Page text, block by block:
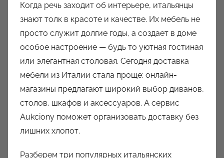
т
о
р
о
м
a
u
k
c
n
Когда речь заходит об интерьере, итальянцы
знают толк в красоте и качестве. Их мебель не
просто служит долгие годы, а создает в доме
особое настроение — будь то уютная гостиная
или элегантная столовая. Сегодня доставка
мебели из Италии стала проще: онлайн-
магазины предлагают широкий выбор диванов,
столов, шкафов и аксессуаров. А сервис
Aukciony поможет организовать доставку без
лишних хлопот.
Разберем три популярных итальянских